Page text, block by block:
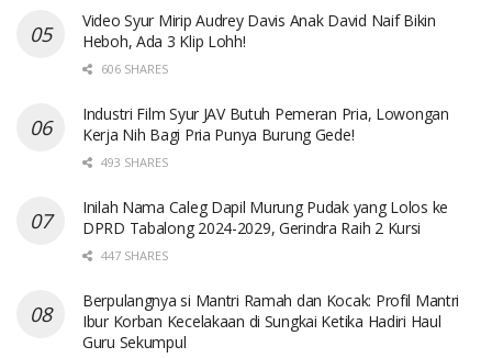
Video Syur Mirip Audrey Davis Anak David Naif Bikin
Heboh, Ada 3 Klip Lohh!
606 SHARES
Industri Film Syur JAV Butuh Pemeran Pria, Lowongan
Kerja Nih Bagi Pria Punya Burung Gede!
493 SHARES
Inilah Nama Caleg Dapil Murung Pudak yang Lolos ke
DPRD Tabalong 2024-2029, Gerindra Raih 2 Kursi
447 SHARES
Berpulangnya si Mantri Ramah dan Kocak: Profil Mantri
Ibur Korban Kecelakaan di Sungkai Ketika Hadiri Haul
Guru Sekumpul